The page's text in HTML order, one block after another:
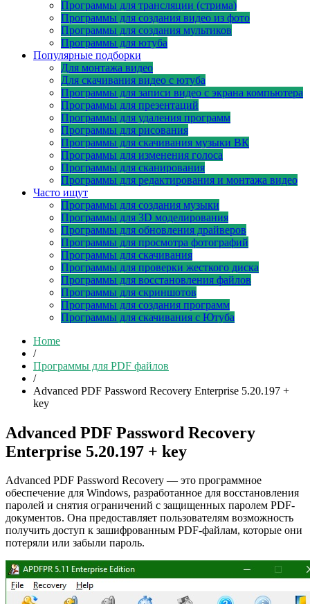
Программы для трансляции (стрима)
Программы для создания видео из фото
Программы для создания мультиков
Программы для ютуба
Популярные подборки
Для монтажа видео
Для скачивания видео с ютуба
Программы для записи видео с экрана компьютера
Программы для презентаций
Программы для удаления программ
Программы для рисования
Программы для скачивания музыки ВК
Программы для изменения голоса
Программы для сканирования
Программы для редактирования и монтажа видео
Часто ищут
Программы для создания музыки
Программы для 3D моделирования
Программы для обновления драйверов
Программы для просмотра фотографий
Программы для скачивания
Программы для проверки жесткого диска
Программы для восстановления файлов
Программы для скриншотов
Программы для создания программ
Программы для скачивания с Ютуба
Home
/
Программы для PDF файлов
/
Advanced PDF Password Recovery Enterprise 5.20.197 +
key
Advanced PDF Password Recovery
Enterprise 5.20.197 + key
Advanced PDF Password Recovery — это программное
обеспечение для Windows, разработанное для восстановления
паролей и снятия ограничений с защищенных паролем PDF-
документов. Она предоставляет пользователям возможность
получить доступ к зашифрованным PDF-файлам, которые они
потеряли или забыли пароль.